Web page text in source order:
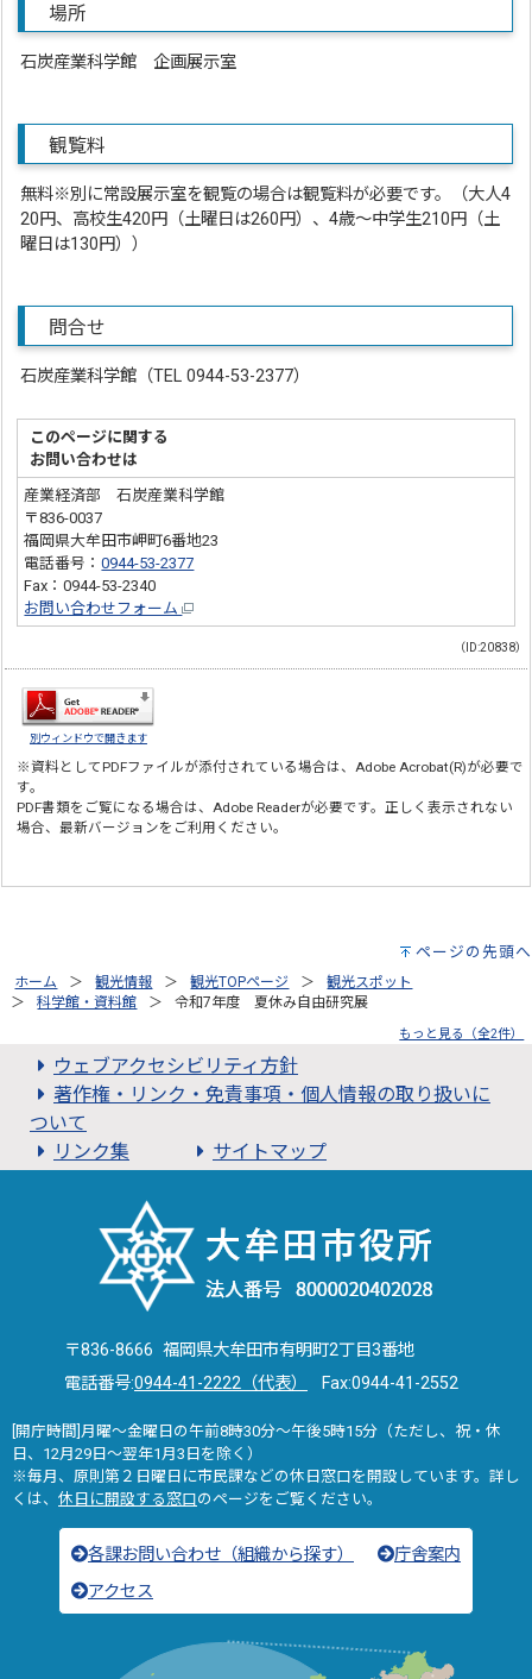
場所
石炭産業科学館 企画展示室
観覧料
無料※別に常設展示室を観覧の場合は観覧料が必要です。（大人4
20円、高校生420円（土曜日は260円）、4歳～中学生210円（土
曜日は130円））
問合せ
石炭産業科学館（TEL 0944-53-2377）
このページに関する
お問い合わせは
産業経済部 石炭産業科学館
〒836-0037
福岡県大牟田市岬町6番地23
電話番号：0944-53-2377
Fax：0944-53-2340
お問い合わせフォーム
（ID:20838）
別ウィンドウで開きます
※資料としてPDFファイルが添付されている場合は、Adobe Acrobat(R)が必要で
す。
PDF書類をご覧になる場合は、Adobe Readerが必要です。正しく表示されない
場合、最新バージョンをご利用ください。
ページの先頭へ
ホーム 観光情報 観光TOPページ
観光スポット
科学館・資料館
令和7年度 夏休み自由研究展
もっと見る（全2件）
ウェブアクセシビリティ方針
著作権・リンク・免責事項・個人情報の取り扱いに
ついて
リンク集
サイトマップ
〒836-8666 福岡県大牟田市有明町2丁目3番地
電話番号:0944-41-2222（代表） Fax:0944-41-2552
[開庁時間]月曜～金曜日の午前8時30分～午後5時15分（ただし、祝・休
日、12月29日～翌年1月3日を除く）
※毎月、原則第２日曜日に市民課などの休日窓口を開設しています。詳し
くは、 休日に開設する窓口のページをご覧ください。
各課お問い合わせ（組織から探す）
庁舎案内
アクセス